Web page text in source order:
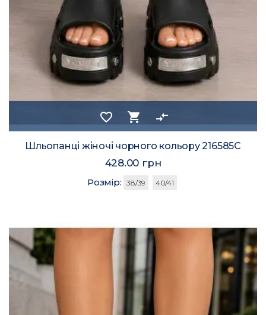
favorite_border shopping_cart compare_arrows
Шльопанці жіночі чорного кольору 216585C
428.00 грн
Розмір: 38/39 40/41